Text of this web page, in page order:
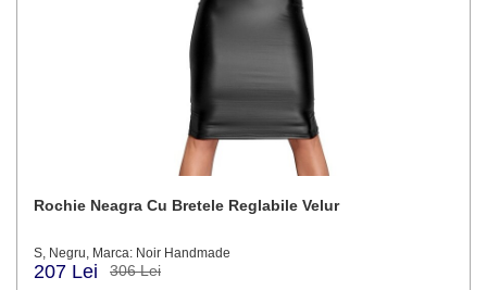
Rochie Neagra Cu Bretele Reglabile Velur
S, Negru, Marca: Noir Handmade
207 Lei
306 Lei